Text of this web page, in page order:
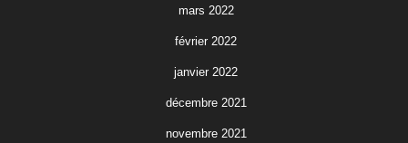
mars 2022
février 2022
janvier 2022
décembre 2021
novembre 2021